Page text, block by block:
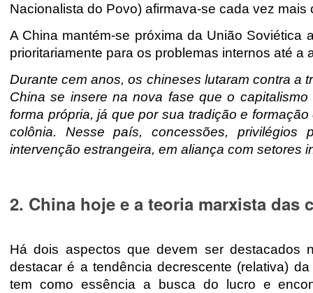
Nacionalista do Povo) afirmava-se cada vez mais
A China mantém-se próxima da União Soviética
prioritariamente para os problemas internos até a
Durante cem anos, os chineses lutaram contra a
China se insere na nova fase que o
forma própria, já que por sua tradição e
colônia. Nesse país, concessões, privilégios
intervenção estrangeira, em aliança com setores
2. China hoje e a teoria marxista das
Há dois aspectos que devem ser destacados
destacar é a tendência decrescente (relativa)
tem como essência a busca do lucro e